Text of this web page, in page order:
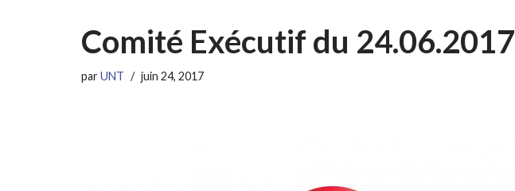
Comité Exécutif du 24.06.2017
parUNT juin 24, 2017